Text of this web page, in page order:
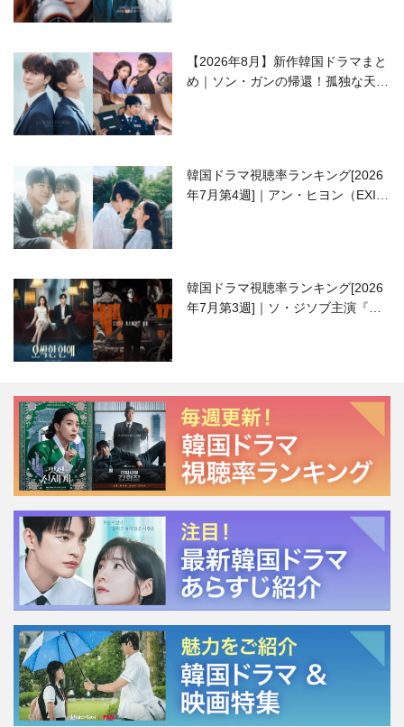
【2026年8月】新作韓国ドラマまと
め｜ソン・ガンの帰還！孤独な天才
韓国ドラマ視聴率ランキング[2026
年7月第4週]｜アン・ヒヨン（EXID
韓国ドラマ視聴率ランキング[2026
年7月第3週]｜ソ・ジソブ主演『エ